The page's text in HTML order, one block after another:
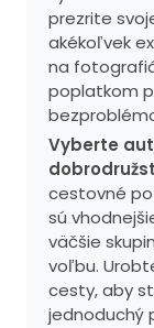
prezrite
akékoľvek
na
poplatkom
Vyberte
cestovné
sú
väčšie
voľbu.
cesty, aby
jednoduchý